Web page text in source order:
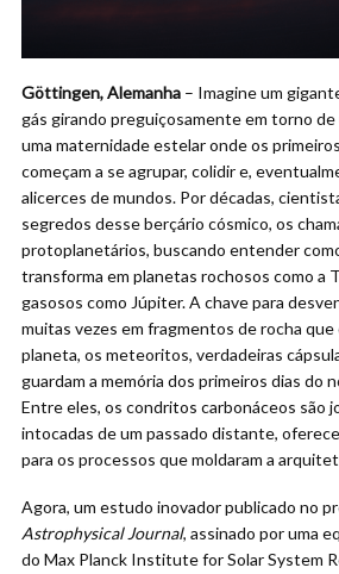
Göttingen, Alemanha – Imagine um
gás girando preguiçosamente em torno de
uma maternidade estelar onde os
começam a se agrupar, colidir e,
alicerces de mundos. Por décadas,
segredos desse berçário cósmico, os
protoplanetários, buscando entender
transforma em planetas rochosos como a
gasosos como Júpiter. A chave para
muitas vezes em fragmentos de rocha que
planeta, os meteoritos, verdadeiras
guardam a memória dos primeiros dias do
Entre eles, os condritos carbonáceos são
intocadas de um passado distante,
para os processos que moldaram a
Agora, um estudo inovador publicado no
Astrophysical Journal, assinado por uma
do Max Planck Institute for Solar System